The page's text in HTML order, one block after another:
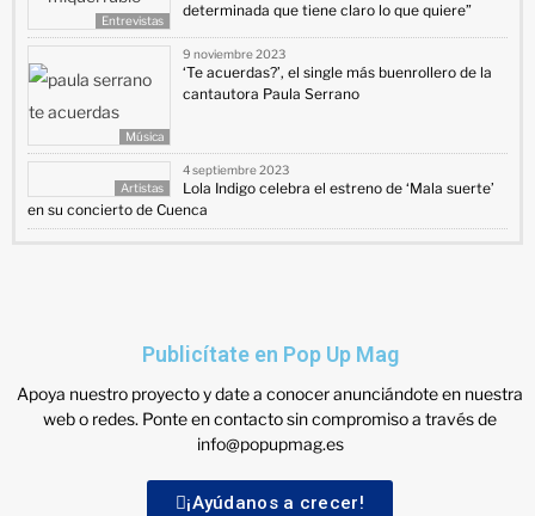
Entrevistas
determinada que tiene claro lo que quiere”
Música
9 noviembre 2023
‘Te acuerdas?’, el single más buenrollero de la
cantautora Paula Serrano
Artistas
4 septiembre 2023
Lola Indigo celebra el estreno de ‘Mala suerte’
en su concierto de Cuenca
Publicítate en Pop Up Mag
Apoya nuestro proyecto y date a conocer anunciándote en nuestra
web o redes. Ponte en contacto sin compromiso a través de
info@popupmag.es
¡Ayúdanos a crecer!